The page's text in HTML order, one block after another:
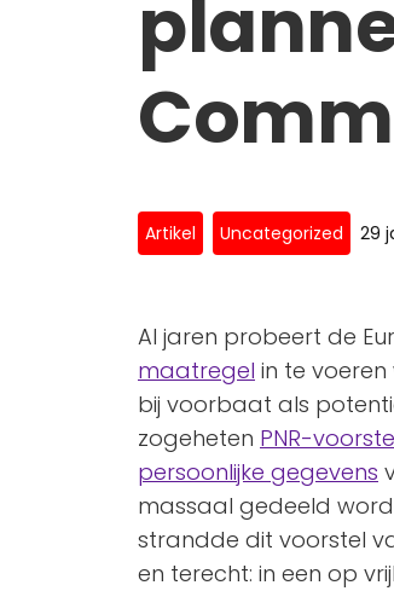
Artikel Uncategorized 29
Al jaren probeert de
maatregel in te
bij voorbaat als
zogeheten PNR-
persoonlijke gegevens
massaal gedeeld
strandde dit voorstel
en terecht: in een op